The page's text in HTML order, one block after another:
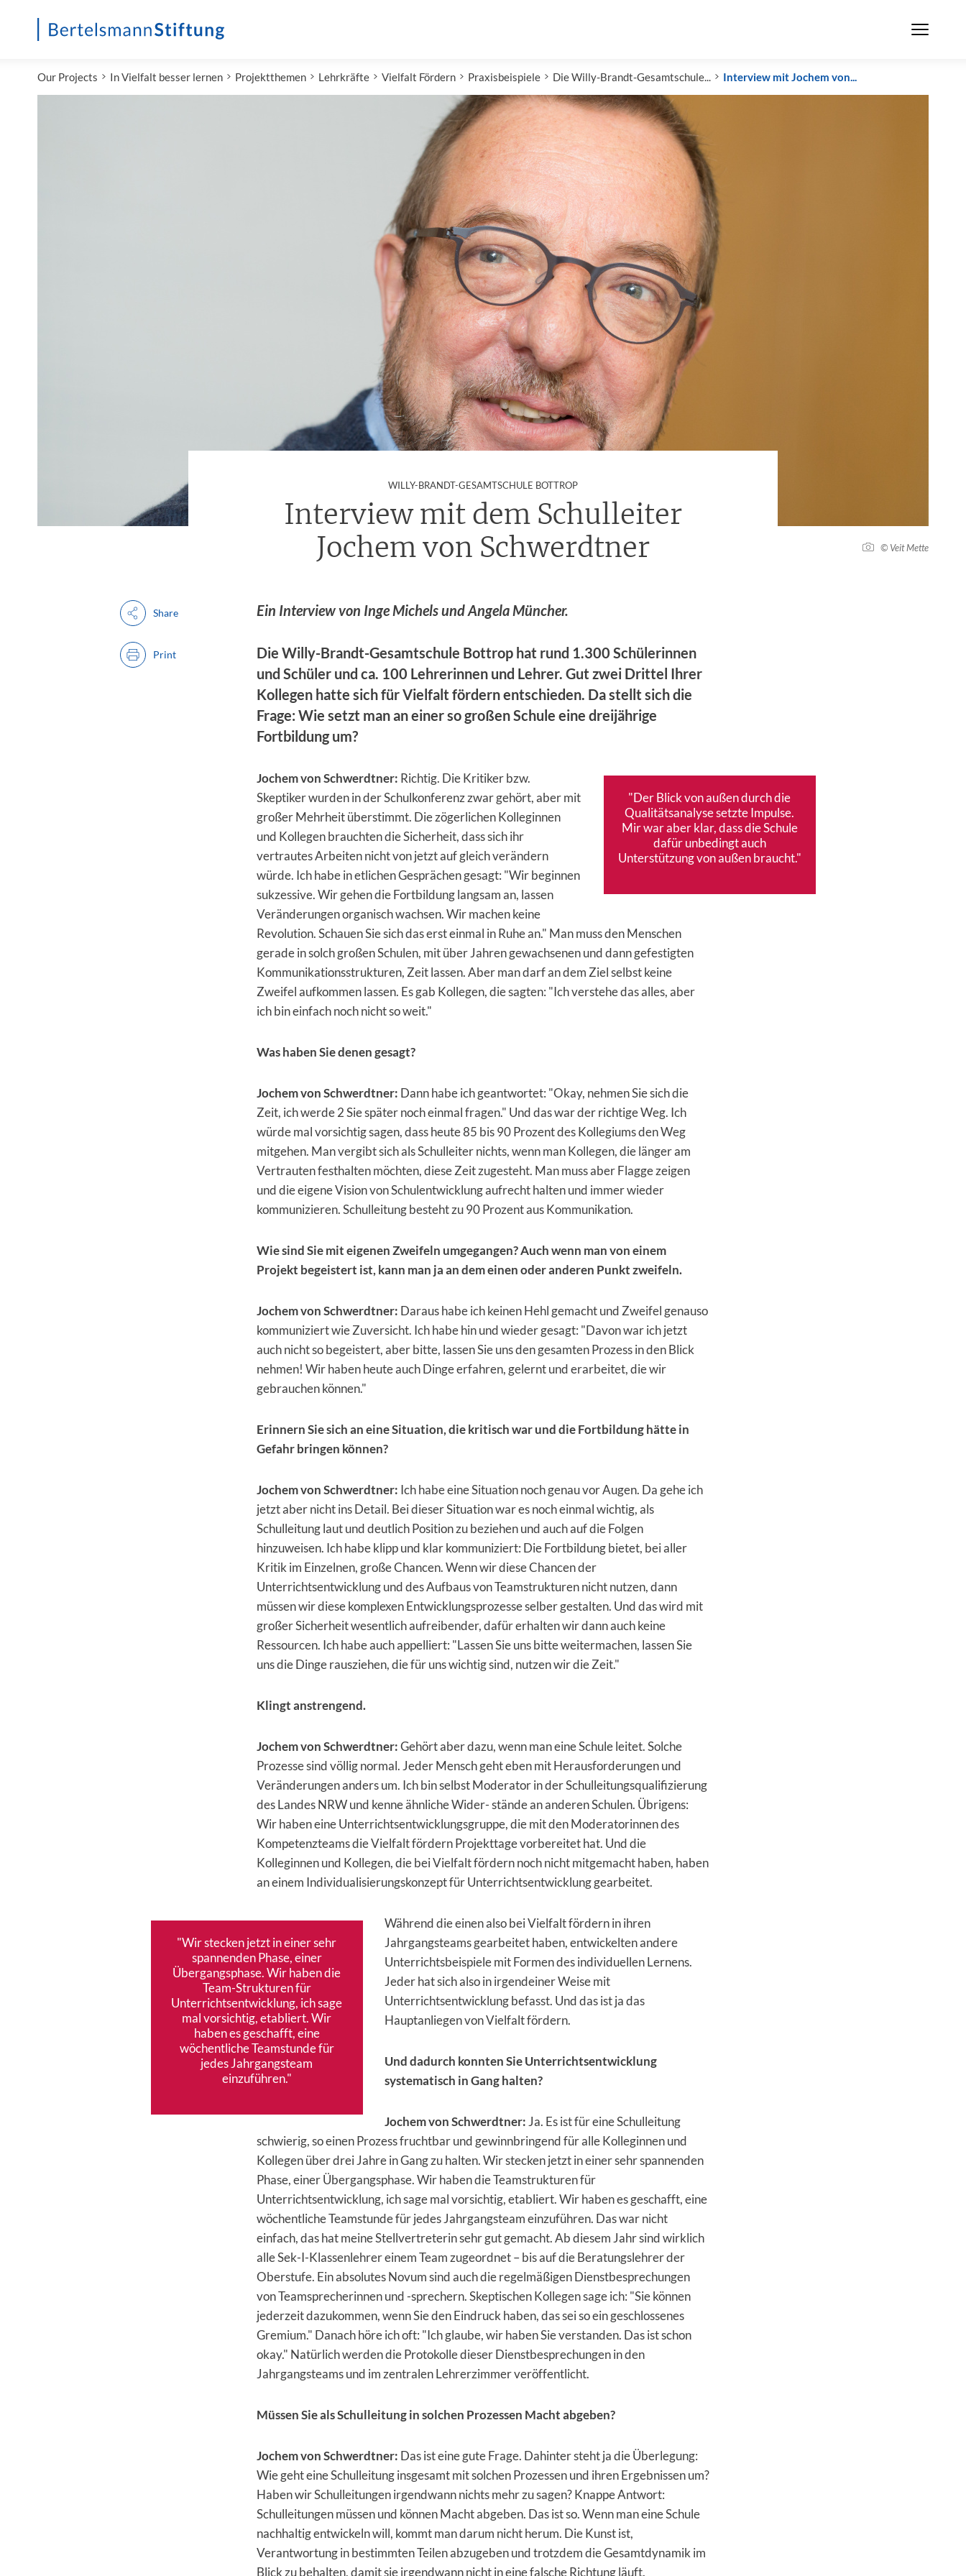
Our Projects In Vielfalt besser lernen Projektthemen Lehrkräfte Vielfalt Fördern Praxisbeispiele Die Willy-Brandt-Gesamtschule... Interview mit Jochem von...
© Veit Mette
WILLY-BRANDT-GESAMTSCHULE BOTTROP:
Interview mit dem Schulleiter
Jochem von Schwerdtner
Ein Interview von Inge Michels und Angela Müncher.
Die Willy-Brandt-Gesamtschule Bottrop hat rund 1.300 Schülerinnen
und Schüler und ca. 100 Lehrerinnen und Lehrer. Gut zwei Drittel Ihrer
Kollegen hatte sich für Vielfalt fördern entschieden. Da stellt sich die
Frage: Wie setzt man an einer so großen Schule eine dreijährige
Fortbildung um?
Share
Print
"Der Blick von außen durch die
Qualitätsanalyse setzte Impulse.
Mir war aber klar, dass die Schule
dafür unbedingt auch
Unterstützung von außen braucht."
Jochem von Schwerdtner: Richtig. Die Kritiker bzw.
Skeptiker wurden in der Schulkonferenz zwar gehört, aber mit
großer Mehrheit überstimmt. Die zögerlichen Kolleginnen
und Kollegen brauchten die Sicherheit, dass sich ihr
vertrautes Arbeiten nicht von jetzt auf gleich verändern
würde. Ich habe in etlichen Gesprächen gesagt: "Wir beginnen
sukzessive. Wir gehen die Fortbildung langsam an, lassen
Veränderungen organisch wachsen. Wir machen keine
Revolution. Schauen Sie sich das erst einmal in Ruhe an." Man muss den Menschen
gerade in solch großen Schulen, mit über Jahren gewachsenen und dann gefestigten
Kommunikationsstrukturen, Zeit lassen. Aber man darf an dem Ziel selbst keine
Zweifel aufkommen lassen. Es gab Kollegen, die sagten: "Ich verstehe das alles, aber
ich bin einfach noch nicht so weit."
Was haben Sie denen gesagt?
Jochem von Schwerdtner: Dann habe ich geantwortet: "Okay, nehmen Sie sich die
Zeit, ich werde 2 Sie später noch einmal fragen." Und das war der richtige Weg. Ich
würde mal vorsichtig sagen, dass heute 85 bis 90 Prozent des Kollegiums den Weg
mitgehen. Man vergibt sich als Schulleiter nichts, wenn man Kollegen, die länger am
Vertrauten festhalten möchten, diese Zeit zugesteht. Man muss aber Flagge zeigen
und die eigene Vision von Schulentwicklung aufrecht halten und immer wieder
kommunizieren. Schulleitung besteht zu 90 Prozent aus Kommunikation.
Wie sind Sie mit eigenen Zweifeln umgegangen? Auch wenn man von einem
Projekt begeistert ist, kann man ja an dem einen oder anderen Punkt zweifeln.
Jochem von Schwerdtner: Daraus habe ich keinen Hehl gemacht und Zweifel genauso
kommuniziert wie Zuversicht. Ich habe hin und wieder gesagt: "Davon war ich jetzt
auch nicht so begeistert, aber bitte, lassen Sie uns den gesamten Prozess in den Blick
nehmen! Wir haben heute auch Dinge erfahren, gelernt und erarbeitet, die wir
gebrauchen können."
Erinnern Sie sich an eine Situation, die kritisch war und die Fortbildung hätte in
Gefahr bringen können?
Jochem von Schwerdtner: Ich habe eine Situation noch genau vor Augen. Da gehe ich
jetzt aber nicht ins Detail. Bei dieser Situation war es noch einmal wichtig, als
Schulleitung laut und deutlich Position zu beziehen und auch auf die Folgen
hinzuweisen. Ich habe klipp und klar kommuniziert: Die Fortbildung bietet, bei aller
Kritik im Einzelnen, große Chancen. Wenn wir diese Chancen der
Unterrichtsentwicklung und des Aufbaus von Teamstrukturen nicht nutzen, dann
müssen wir diese komplexen Entwicklungsprozesse selber gestalten. Und das wird mit
großer Sicherheit wesentlich aufreibender, dafür erhalten wir dann auch keine
Ressourcen. Ich habe auch appelliert: "Lassen Sie uns bitte weitermachen, lassen Sie
uns die Dinge rausziehen, die für uns wichtig sind, nutzen wir die Zeit."
Klingt anstrengend.
Jochem von Schwerdtner:Gehört aber dazu, wenn man eine Schule leitet. Solche
Prozesse sind völlig normal. Jeder Mensch geht eben mit Herausforderungen und
Veränderungen anders um. Ich bin selbst Moderator in der Schulleitungsqualifizierung
des Landes NRW und kenne ähnliche Wider- stände an anderen Schulen. Übrigens:
Wir haben eine Unterrichtsentwicklungsgruppe, die mit den Moderatorinnen des
Kompetenzteams die Vielfalt fördern Projekttage vorbereitet hat. Und die
Kolleginnen und Kollegen, die bei Vielfalt fördern noch nicht mitgemacht haben, haben
an einem Individualisierungskonzept für Unterrichtsentwicklung gearbeitet.
"Wir stecken jetzt in einer sehr
spannenden Phase, einer
Übergangsphase. Wir haben die
Team-Strukturen für
Unterrichtsentwicklung, ich sage
mal vorsichtig, etabliert. Wir
haben es geschafft, eine
wöchentliche Teamstunde für
jedes Jahrgangsteam
einzuführen."
Während die einen also bei Vielfalt fördern in ihren
Jahrgangsteams gearbeitet haben, entwickelten andere
Unterrichtsbeispiele mit Formen des individuellen Lernens.
Jeder hat sich also in irgendeiner Weise mit
Unterrichtsentwicklung befasst. Und das ist ja das
Hauptanliegen von Vielfalt fördern.
Und dadurch konnten Sie Unterrichtsentwicklung
systematisch in Gang halten?
Jochem von Schwerdtner: Ja. Es ist für eine Schulleitung
schwierig, so einen Prozess fruchtbar und gewinnbringend für alle Kolleginnen und
Kollegen über drei Jahre in Gang zu halten. Wir stecken jetzt in einer sehr spannenden
Phase, einer Übergangsphase. Wir haben die Teamstrukturen für
Unterrichtsentwicklung, ich sage mal vorsichtig, etabliert. Wir haben es geschafft, eine
wöchentliche Teamstunde für jedes Jahrgangsteam einzuführen. Das war nicht
einfach, das hat meine Stellvertreterin sehr gut gemacht. Ab diesem Jahr sind wirklich
alle Sek-I-Klassenlehrer einem Team zugeordnet – bis auf die Beratungslehrer der
Oberstufe. Ein absolutes Novum sind auch die regelmäßigen Dienstbesprechungen
von Teamsprecherinnen und -sprechern. Skeptischen Kollegen sage ich: "Sie können
jederzeit dazukommen, wenn Sie den Eindruck haben, das sei so ein geschlossenes
Gremium." Danach höre ich oft: "Ich glaube, wir haben Sie verstanden. Das ist schon
okay." Natürlich werden die Protokolle dieser Dienstbesprechungen in den
Jahrgangsteams und im zentralen Lehrerzimmer veröffentlicht.
Müssen Sie als Schulleitung in solchen Prozessen Macht abgeben?
Jochem von Schwerdtner: Das ist eine gute Frage. Dahinter steht ja die Überlegung:
Wie geht eine Schulleitung insgesamt mit solchen Prozessen und ihren Ergebnissen um?
Haben wir Schulleitungen irgendwann nichts mehr zu sagen? Knappe Antwort:
Schulleitungen müssen und können Macht abgeben. Das ist so. Wenn man eine Schule
nachhaltig entwickeln will, kommt man darum nicht herum. Die Kunst ist,
Verantwortung in bestimmten Teilen abzugeben und trotzdem die Gesamtdynamik im
Blick zu behalten, damit sie irgendwann nicht in eine falsche Richtung läuft.